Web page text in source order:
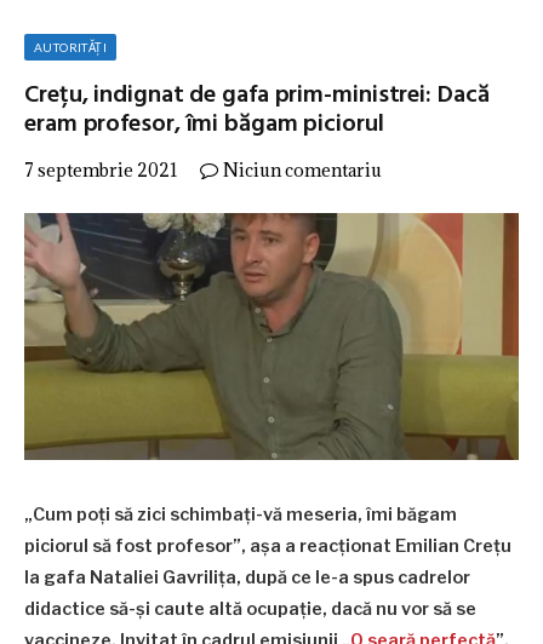
AUTORITĂȚI
Crețu, indignat de gafa prim-ministrei: Dacă
eram profesor, îmi băgam piciorul
7 septembrie 2021 Niciun comentariu
„Cum poți să zici schimbați-vă meseria, îmi băgam
piciorul să fost profesor”, așa a reacționat Emilian Crețu
la gafa Nataliei Gavrilița, după ce le-a spus cadrelor
didactice să-și caute altă ocupație, dacă nu vor să se